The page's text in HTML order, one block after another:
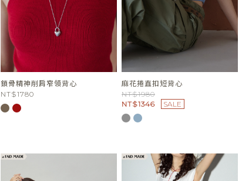
鎖骨精神削肩窄領背心
NT$1780
麻花捲直扣短背心
NT$1980
NT$1346
SALE